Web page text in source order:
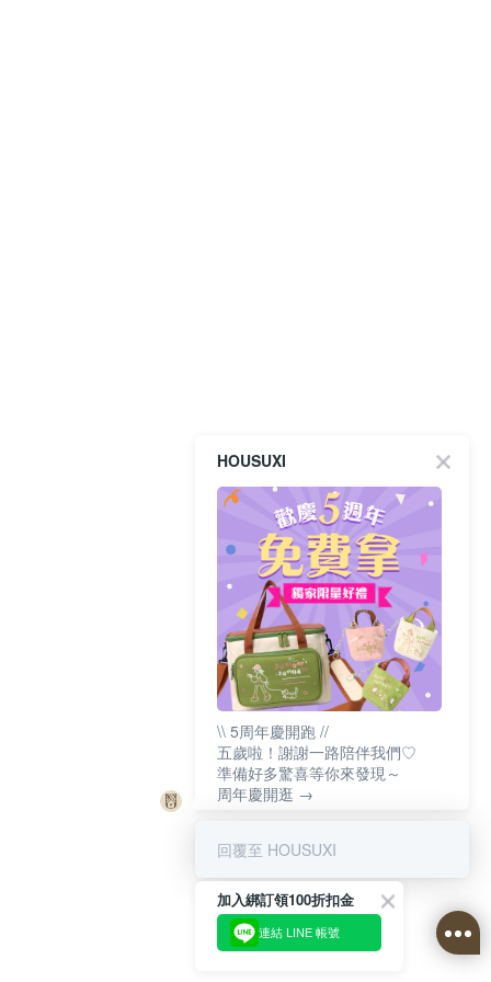
HOUSUXI
\\ 5周年慶開跑 //
五歲啦！謝謝一路陪伴我們♡
準備好多驚喜等你來發現～
周年慶開逛 →
回覆至 HOUSUXI
加入綁訂領100折扣金
連結 LINE 帳號